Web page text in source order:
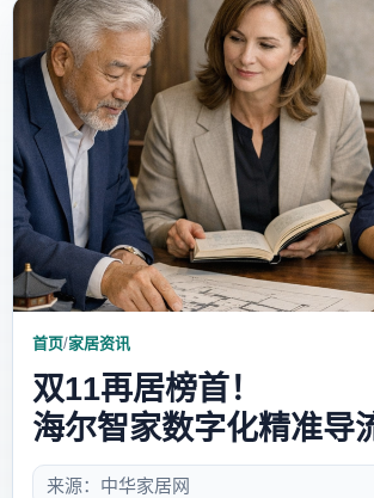
首页 家居资讯
家居风水 家居欣赏
时尚饰家 装修设计
家具知识 家居文化
家装攻略 创意家居
首页/家居资讯
双11再居榜首！
海尔智家数字化精准导
来源：中华家居网